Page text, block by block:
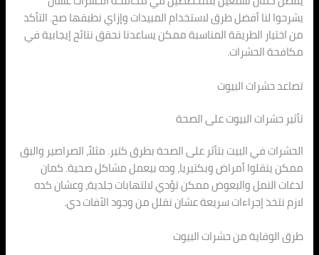
يشرحوا لنا أفضل طرق لاستخدام المبيدات وإزاي نطبقها صح. التأكد
من اختيار الطريقة المناسبة ممكن يساعدنا نحقق نتائج إيجابية في
مكافحة الحشرات.
تصاعد حشرات البيوت
تأثير حشرات البيوت على الصحة
الحشرات في البيت بتأثر على الصحة بطرق كتير. مثلاً، الصراصير والبق
ممكن ينقلوا أمراض وبكتيريا، وده بيعمل مشاكل صحية. كمان
لدغات النمل والبعوض ممكن تؤدي لالتهابات جلدية، وعشان كده
لازم نتخذ إجراءات سريعة عشان نقلل من وجود الآفات دي.
طرق الوقاية من حشرات البيوت